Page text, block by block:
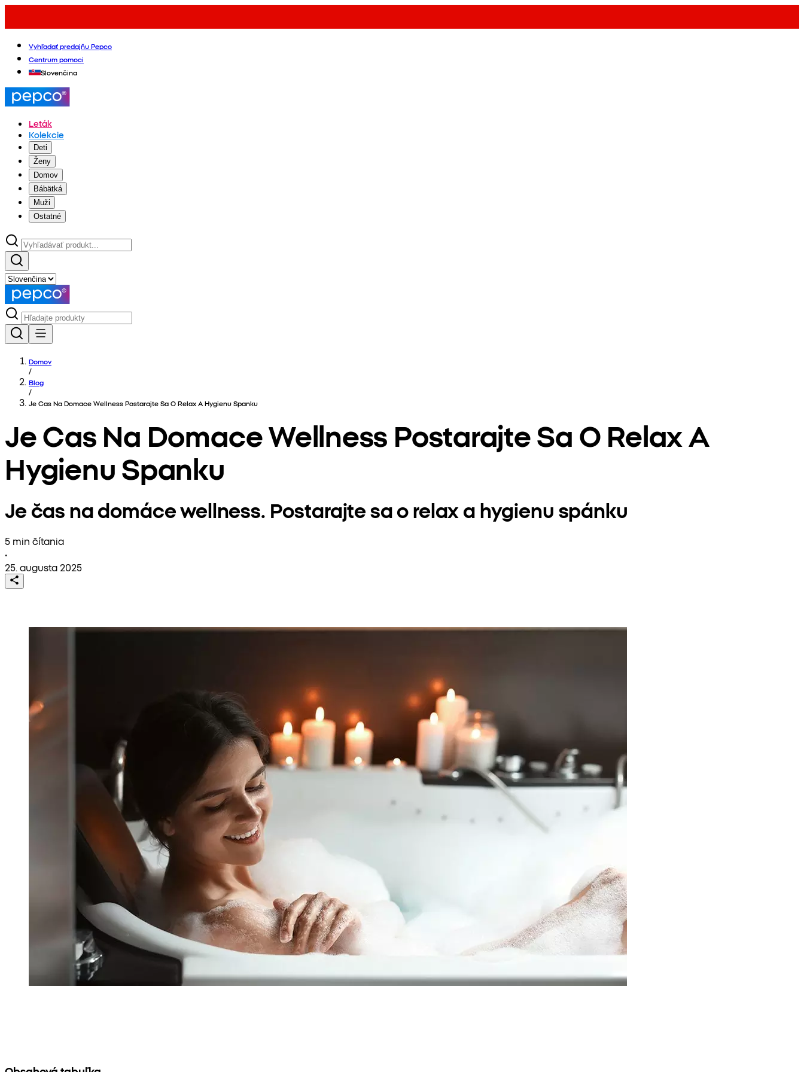
Vyhľadať predajňu Pepco
Centrum pomoci
Slovenčina
Leták
Kolekcie
Deti
Ženy
Domov
Bábätká
Muži
Ostatné
Domov
/
Blog
/
Je Cas Na Domace Wellness Postarajte Sa O Relax A Hygienu Spanku
Je Cas Na Domace Wellness Postarajte Sa O Relax A
Hygienu Spanku
Je čas na domáce wellness. Postarajte sa o relax a hygienu spánku
5 min čítania
•
25. augusta 2025